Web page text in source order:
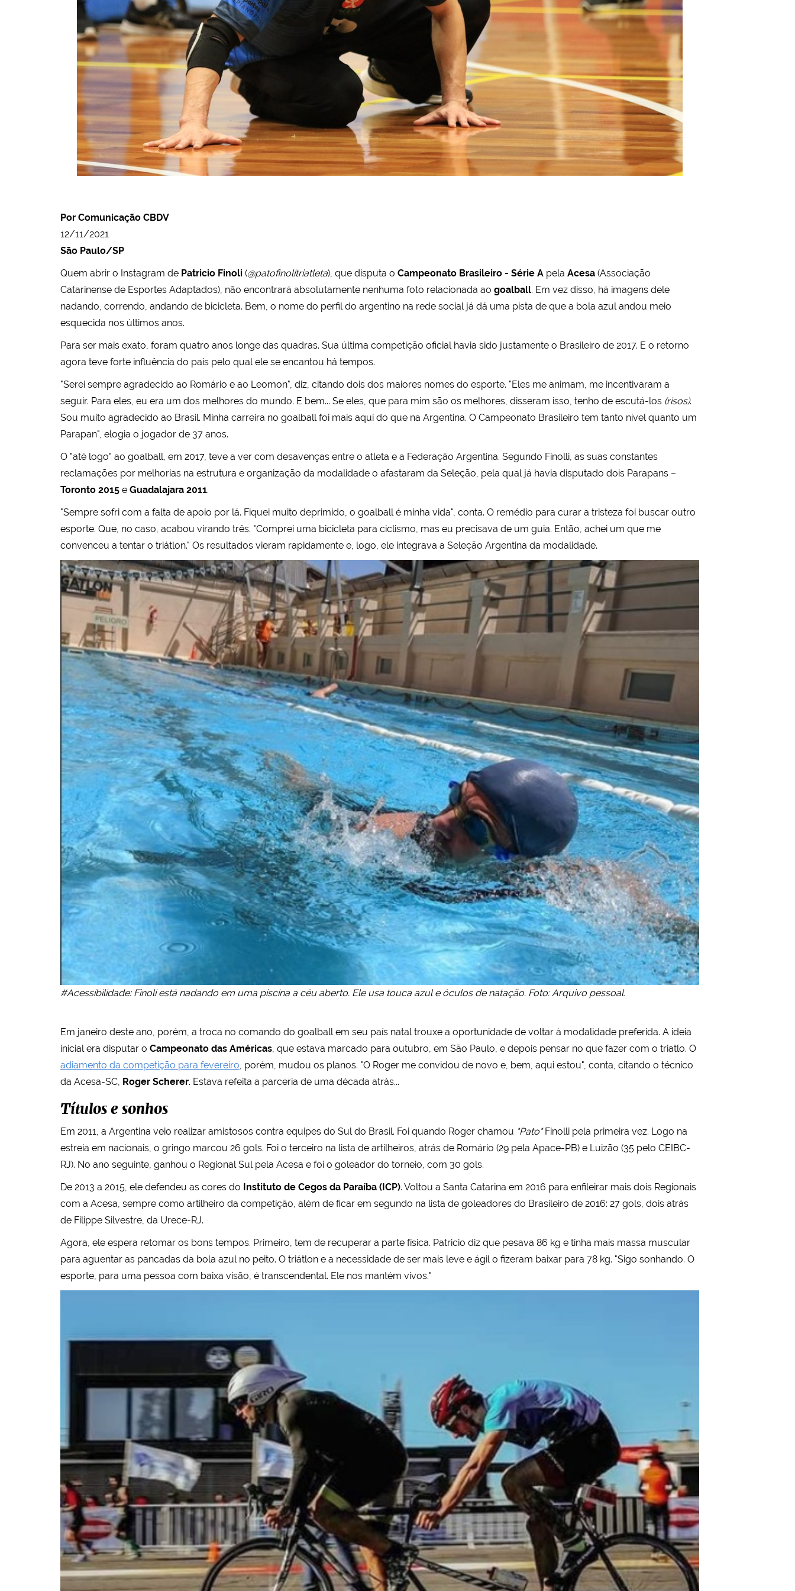
Por Comunicação CBDV
12/11/2021
São Paulo/SP
Quem abrir o Instagram de Patricio Finoli (@patofinolitriatleta), que disputa o Campeonato Brasileiro - Série A pela Acesa (Associação
Catarinense de Esportes Adaptados), não encontrará absolutamente nenhuma foto relacionada ao goalball. Em vez disso, há imagens dele
nadando, correndo, andando de bicicleta. Bem, o nome do perfil do argentino na rede social já dá uma pista de que a bola azul andou meio
esquecida nos últimos anos.
Para ser mais exato, foram quatro anos longe das quadras. Sua última competição oficial havia sido justamente o Brasileiro de 2017. E o retorno
agora teve forte influência do país pelo qual ele se encantou há tempos.
"Serei sempre agradecido ao Romário e ao Leomon", diz, citando dois dos maiores nomes do esporte. "Eles me animam, me incentivaram a
seguir. Para eles, eu era um dos melhores do mundo. E bem... Se eles, que para mim são os melhores, disseram isso, tenho de escutá-los (risos).
Sou muito agradecido ao Brasil. Minha carreira no goalball foi mais aqui do que na Argentina. O Campeonato Brasileiro tem tanto nível quanto um
Parapan", elogia o jogador de 37 anos.
O "até logo" ao goalball, em 2017, teve a ver com desavenças entre o atleta e a Federação Argentina. Segundo Finolli, as suas constantes
reclamações por melhorias na estrutura e organização da modalidade o afastaram da Seleção, pela qual já havia disputado dois Parapans –
Toronto 2015 e Guadalajara 2011.
"Sempre sofri com a falta de apoio por lá. Fiquei muito deprimido, o goalball é minha vida", conta. O remédio para curar a tristeza foi buscar outro
esporte. Que, no caso, acabou virando três. "Comprei uma bicicleta para ciclismo, mas eu precisava de um guia. Então, achei um que me
convenceu a tentar o triátlon." Os resultados vieram rapidamente e, logo, ele integrava a Seleção Argentina da modalidade.
#Acessibilidade: Finoli está nadando em uma piscina a céu aberto. Ele usa touca azul e óculos de natação. Foto: Arquivo pessoal.
Em janeiro deste ano, porém, a troca no comando do goalball em seu país natal trouxe a oportunidade de voltar à modalidade preferida. A ideia
inicial era disputar o Campeonato das Américas , que estava marcado para outubro, em São Paulo, e depois pensar no que fazer com o triatlo. O
adiamento da competição para fevereiro , porém, mudou os planos. "O Roger me convidou de novo e, bem, aqui estou", conta, citando o técnico
da Acesa-SC, Roger Scherer. Estava refeita a parceria de uma década atrás...
Títulos e sonhos
Em 2011, a Argentina veio realizar amistosos contra equipes do Sul do Brasil. Foi quando Roger chamou "Pato"Finolli pela primeira vez. Logo na
estreia em nacionais, o gringo marcou 26 gols. Foi o terceiro na lista de artilheiros, atrás de Romário (29 pela Apace-PB) e Luizão (35 pelo CEIBC-
RJ). No ano seguinte, ganhou o Regional Sul pela Acesa e foi o goleador do torneio, com 30 gols.
De 2013 a 2015, ele defendeu as cores do Instituto de Cegos da Paraíba (ICP). Voltou a Santa Catarina em 2016 para enfileirar mais dois Regionais
com a Acesa, sempre como artilheiro da competição, além de ficar em segundo na lista de goleadores do Brasileiro de 2016: 27 gols, dois atrás
de Filippe Silvestre, da Urece-RJ.
Agora, ele espera retomar os bons tempos. Primeiro, tem de recuperar a parte física. Patricio diz que pesava 86 kg e tinha mais massa muscular
para aguentar as pancadas da bola azul no peito. O triátlon e a necessidade de ser mais leve e ágil o fizeram baixar para 78 kg. "Sigo sonhando. O
esporte, para uma pessoa com baixa visão, é transcendental. Ele nos mantém vivos."